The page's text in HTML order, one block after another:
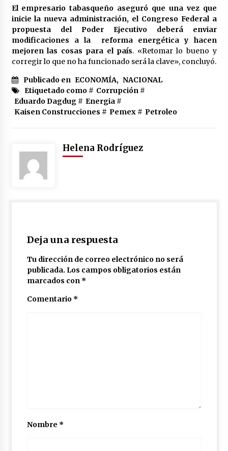
El empresario tabasqueño aseguró que una vez que
inicie la nueva administración, el Congreso Federal a
propuesta del Poder Ejecutivo deberá enviar
modificaciones a la reforma energética y hacen
mejoren las cosas para el país. «Retomar lo bueno y
corregir lo que no ha funcionado será la clave», concluyó.
Publicado en ECONOMÍA, NACIONAL
Etiquetado como # Corrupción#
Eduardo Dagdug# Energia#
Kaisen Construcciones # Pemex# Petroleo
Helena Rodríguez
Deja una respuesta
Tu dirección de correo electrónico no será
publicada. Los campos obligatorios están
marcados con *
Comentario *
Nombre *